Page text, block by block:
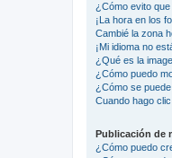
¿Cómo evito
¡La hora en los
Cambié la zona
¡Mi idioma no
¿Qué es la
¿Cómo puedo
¿Cómo se
Cuando hago
Publicación de
¿Cómo puedo